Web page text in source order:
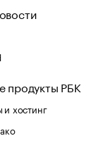
продукты РБК
хостинг